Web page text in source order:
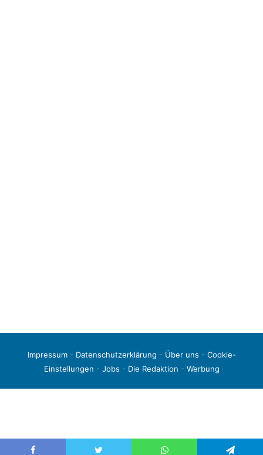
Impressum- Datenschutzerklärung - Über uns - Cookie-
Einstellungen - Jobs - Die Redaktion - Werbung